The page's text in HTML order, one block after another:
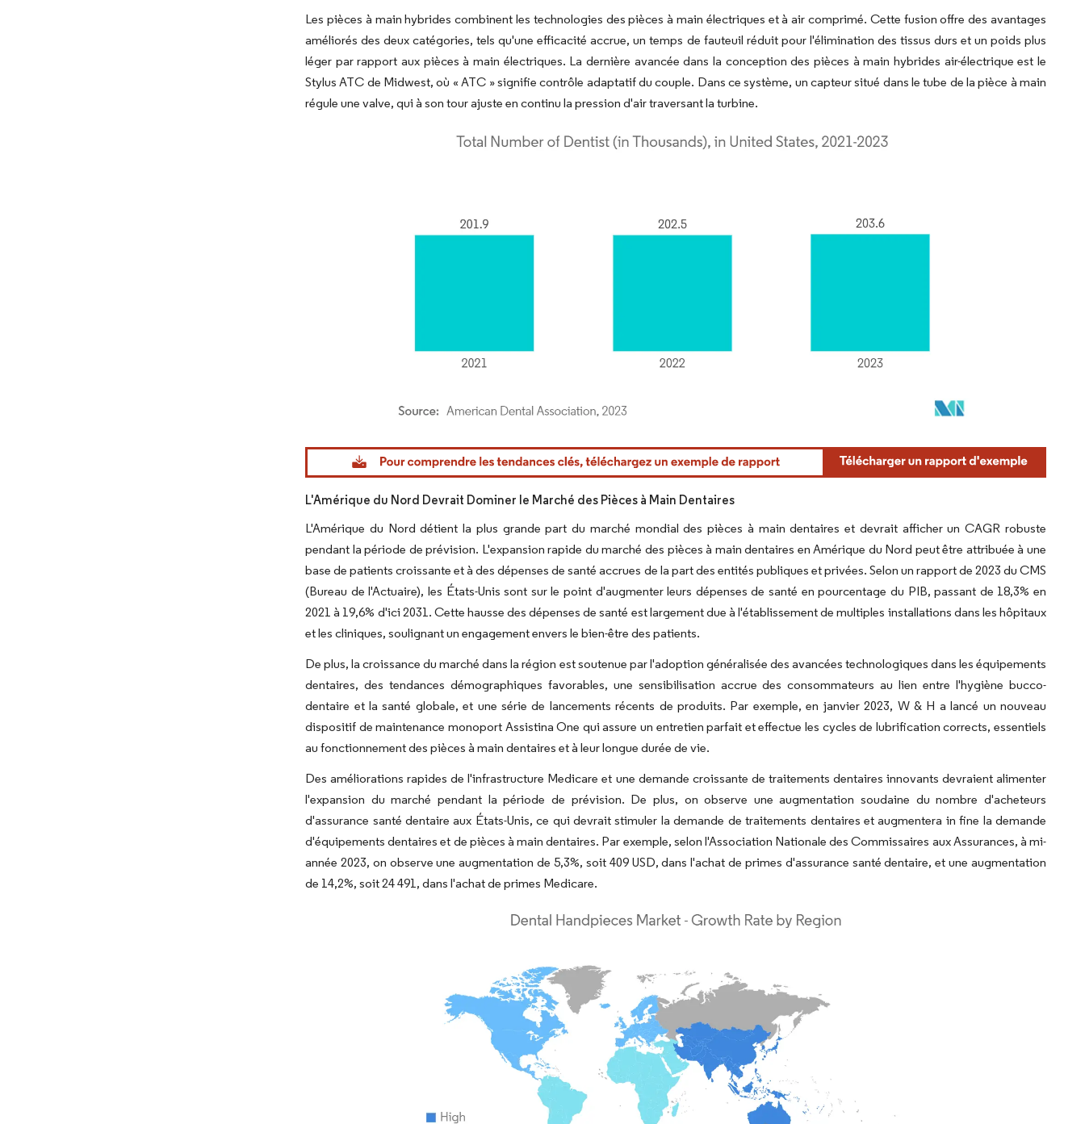
Les pièces à main hybrides combinent les technologies des pièces à main électriques et à air comprimé. Cette fusion offre des avantages
améliorés des deux catégories, tels qu'une efficacité accrue, un temps de fauteuil réduit pour l'élimination des tissus durs et un poids plus
léger par rapport aux pièces à main électriques. La dernière avancée dans la conception des pièces à main hybrides air-électrique est le
Stylus ATC de Midwest, où « ATC » signifie contrôle adaptatif du couple. Dans ce système, un capteur situé dans le tube de la pièce à main
régule une valve, qui à son tour ajuste en continu la pression d'air traversant la turbine.
Image © Mordor Intelligence. La réutilisation nécessite une attribution sous CC BY 4.0.
L'Amérique du Nord Devrait Dominer le Marché des Pièces à Main Dentaires
L'Amérique du Nord détient la plus grande part du marché mondial des pièces à main dentaires et devrait afficher un CAGR robuste
pendant la période de prévision. L'expansion rapide du marché des pièces à main dentaires en Amérique du Nord peut être attribuée à une
base de patients croissante et à des dépenses de santé accrues de la part des entités publiques et privées. Selon un rapport de 2023 du CMS
(Bureau de l'Actuaire), les États-Unis sont sur le point d'augmenter leurs dépenses de santé en pourcentage du PIB, passant de 18,3% en
2021 à 19,6% d'ici 2031. Cette hausse des dépenses de santé est largement due à l'établissement de multiples installations dans les hôpitaux
et les cliniques, soulignant un engagement envers le bien-être des patients.
De plus, la croissance du marché dans la région est soutenue par l'adoption généralisée des avancées technologiques dans les équipements
dentaires, des tendances démographiques favorables, une sensibilisation accrue des consommateurs au lien entre l'hygiène bucco-
dentaire et la santé globale, et une série de lancements récents de produits. Par exemple, en janvier 2023, W & H a lancé un nouveau
dispositif de maintenance monoport Assistina One qui assure un entretien parfait et effectue les cycles de lubrification corrects, essentiels
au fonctionnement des pièces à main dentaires et à leur longue durée de vie.
Des améliorations rapides de l'infrastructure Medicare et une demande croissante de traitements dentaires innovants devraient alimenter
l'expansion du marché pendant la période de prévision. De plus, on observe une augmentation soudaine du nombre d'acheteurs
d'assurance santé dentaire aux États-Unis, ce qui devrait stimuler la demande de traitements dentaires et augmentera in fine la demande
d'équipements dentaires et de pièces à main dentaires. Par exemple, selon l'Association Nationale des Commissaires aux Assurances, à mi-
année 2023, on observe une augmentation de 5,3%, soit 409 USD, dans l'achat de primes d'assurance santé dentaire, et une augmentation
de 14,2%, soit 24 491, dans l'achat de primes Medicare.